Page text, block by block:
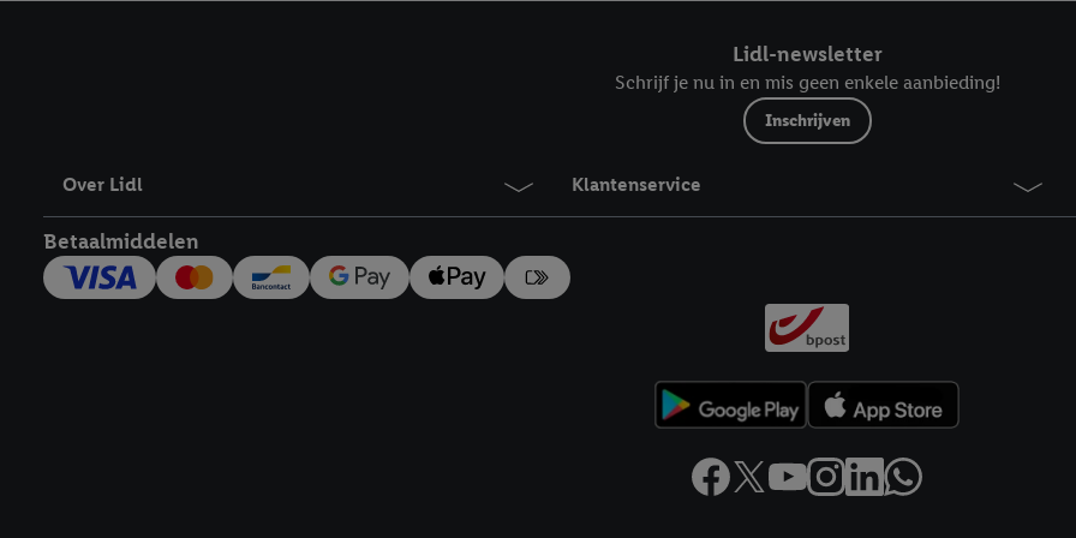
Lidl-newsletter
Schrijf je nu in en mis geen enkele aanbieding!
Inschrijven
Over Lidl Klantenservice
Betaalmiddelen